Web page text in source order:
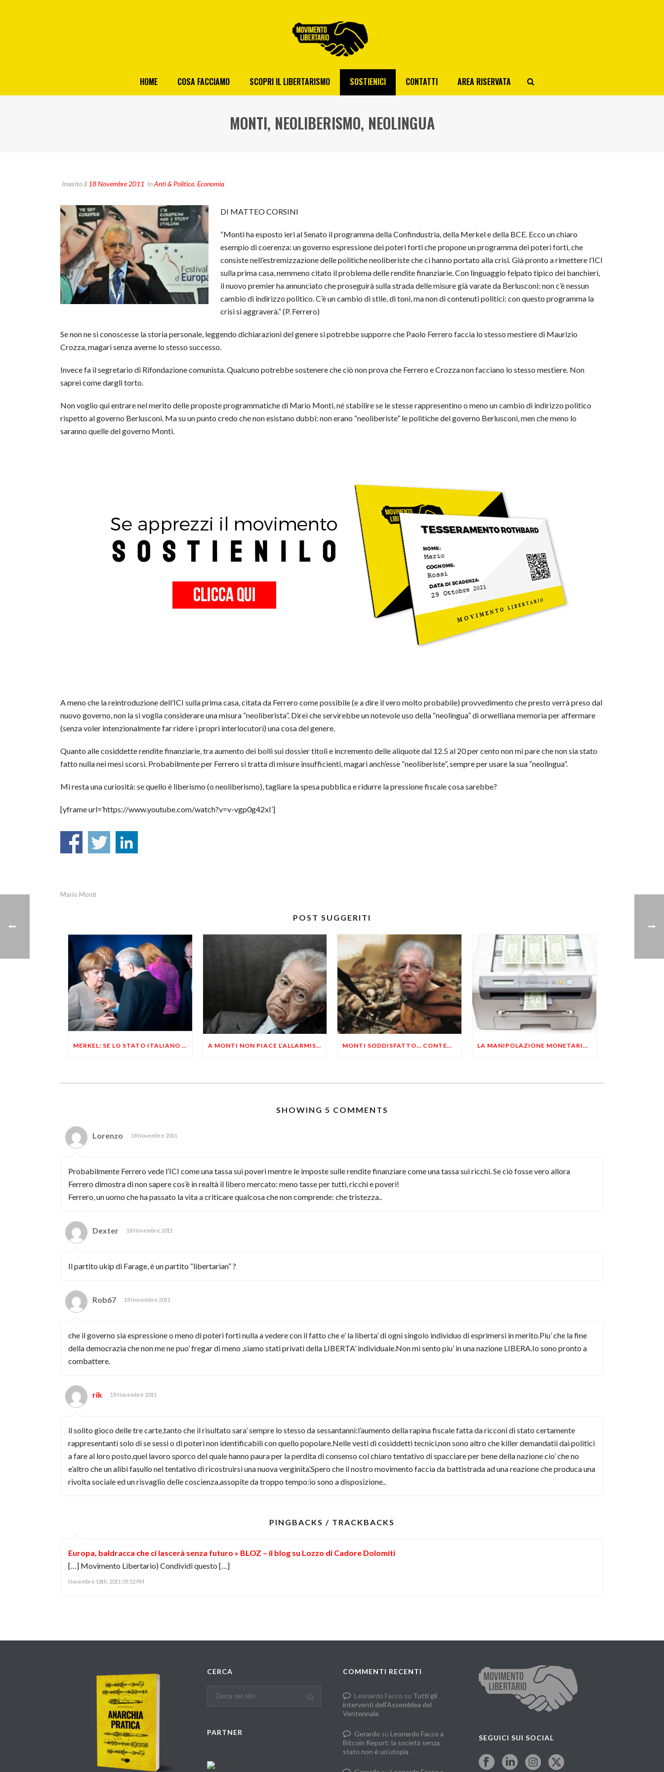
HOME COSA FACCIAMO SCOPRI IL LIBERTARISMO SOSTIENICI CONTATTI AREA RISERVATA
MONTI, NEOLIBERISMO, NEOLINGUA
Inserito il 18 Novembre 2011 InAnti & Politica, Economia
DI MATTEO CORSINI
“Monti ha esposto ieri al Senato il programma della Confindustria, della Merkel e della BCE. Ecco un chiaro
esempio di coerenza: un governo espressione dei poteri forti che propone un programma dei poteri forti, che
consiste nell’estremizzazione delle politiche neoliberiste che ci hanno portato alla crisi. Già pronto a rimettere l’ICI
sulla prima casa, nemmeno citato il problema delle rendite finanziarie. Con linguaggio felpato tipico dei banchieri,
il nuovo premier ha annunciato che proseguirà sulla strada delle misure già varate da Berlusconi: non c’è nessun
cambio di indirizzo politico. C’è un cambio di stile, di toni, ma non di contenuti politici: con questo programma la
crisi si aggraverà.” (P. Ferrero)
Se non ne si conoscesse la storia personale, leggendo dichiarazioni del genere si potrebbe supporre che Paolo Ferrero faccia lo stesso mestiere di Maurizio
Crozza, magari senza averne lo stesso successo.
Invece fa il segretario di Rifondazione comunista. Qualcuno potrebbe sostenere che ciò non prova che Ferrero e Crozza non facciano lo stesso mestiere. Non
saprei come dargli torto.
Non voglio qui entrare nel merito delle proposte programmatiche di Mario Monti, né stabilire se le stesse rappresentino o meno un cambio di indirizzo politico
rispetto al governo Berlusconi. Ma su un punto credo che non esistano dubbi: non erano “neoliberiste” le politiche del governo Berlusconi, men che meno lo
saranno quelle del governo Monti.
A meno che la reintroduzione dell’ICI sulla prima casa, citata da Ferrero come possibile (e a dire il vero molto probabile) provvedimento che presto verrà preso dal
nuovo governo, non la si voglia considerare una misura “neoliberista”. Direi che servirebbe un notevole uso della “neolingua” di orwelliana memoria per affermare
(senza voler intenzionalmente far ridere i propri interlocutori) una cosa del genere.
Quanto alle cosiddette rendite finanziarie, tra aumento dei bolli sui dossier titoli e incremento delle aliquote dal 12.5 al 20 per cento non mi pare che non sia stato
fatto nulla nei mesi scorsi. Probabilmente per Ferrero si tratta di misure insufficienti, magari anch’esse “neoliberiste”, sempre per usare la sua “neolingua”.
Mi resta una curiosità: se quello è liberismo (o neoliberismo), tagliare la spesa pubblica e ridurre la pressione fiscale cosa sarebbe?
[yframe url=’https://www.youtube.com/watch?v=v-vgp0g42xI’]
Mario Monti
POST SUGGERITI
MERKEL: SE LO STATO ITALIANO NON PAGA LE IMPRESE E’ GIUSTO CHE EVADANO A MONTI NON PIACE L’ALLARMISMO DI CONFINDUSTRIA MONTI SODDISFATTO… CONTENTO LUI! LA MANIPOLAZIONE MONETARIA E’ LA CAUSA DELLA CRISI, NON LA CURA
SHOWING 5 COMMENTS
Lorenzo 18 Novembre 2011
Probabilmente Ferrero vede l’ICI come una tassa sui poveri mentre le imposte sulle rendite finanziare come una tassa sui ricchi. Se ciò fosse vero allora
Ferrero dimostra di non sapere cos’è in realtà il libero mercato: meno tasse per tutti, ricchi e poveri!
Ferrero, un uomo che ha passato la vita a criticare qualcosa che non comprende: che tristezza..
Dexter 18 Novembre 2011
Il partito ukip di Farage, è un partito “libertarian” ?
Rob67 18 Novembre 2011
che il governo sia espressione o meno di poteri forti nulla a vedere con il fatto che e’ la liberta’ di ogni singolo individuo di esprimersi in merito.Piu’ che la fine
della democrazia che non me ne puo’ fregar di meno ,siamo stati privati della LIBERTA’ individuale.Non mi sento piu’ in una nazione LIBERA.Io sono pronto a
combattere.
rik 18 Novembre 2011
il solito gioco delle tre carte,tanto che il risultato sara’ sempre lo stesso da sessantanni:l’aumento della rapina fiscale fatta da ricconi di stato certamente
rappresentanti solo di se sessi o di poteri non identificabili con quello popolare.Nelle vesti di cosiddetti tecnici,non sono altro che killer demandatii dai politici
a fare al loro posto,quel lavoro sporco del quale hanno paura per la perdita di consenso col chiaro tentativo di spacciare per bene della nazione cio’ che no
e’altro che un alibi fasullo nel tentativo di ricostruirsi una nuova verginita’.Spero che il nostro movimento faccia da battistrada ad una reazione che produca una
rivolta sociale ed un risvaglio delle coscienza,assopite da troppo tempo:io sono a disposizione..
PINGBACKS / TRACKBACKS
Europa, baldracca che ci lascerà senza futuro » BLOZ – il blog su Lozzo di Cadore Dolomiti
[…] Movimento Libertario) Condividi questo […]
Novembre 18th, 2011 05:52 PM
CERCA
PARTNER
COMMENTI RECENTI
Leonardo Facco su Tutti gli
interventi dell’Assemblea del
Ventennale
Gerardo su Leonardo Facco a
Bitcoin Report: la società senza
stato non è un’utopia
SEGUICI SUI SOCIAL